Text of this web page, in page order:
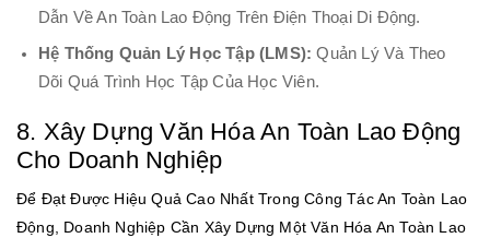
Dẫn Về An Toàn Lao Động Trên Điện Thoại Di Động.
Hệ Thống Quản Lý Học Tập (LMS): Quản Lý Và Theo
Dõi Quá Trình Học Tập Của Học Viên.
8. Xây Dựng Văn Hóa An Toàn Lao Động
Cho Doanh Nghiệp
Để Đạt Được Hiệu Quả Cao Nhất Trong Công Tác An Toàn Lao
Động, Doanh Nghiệp Cần Xây Dựng Một Văn Hóa An Toàn Lao